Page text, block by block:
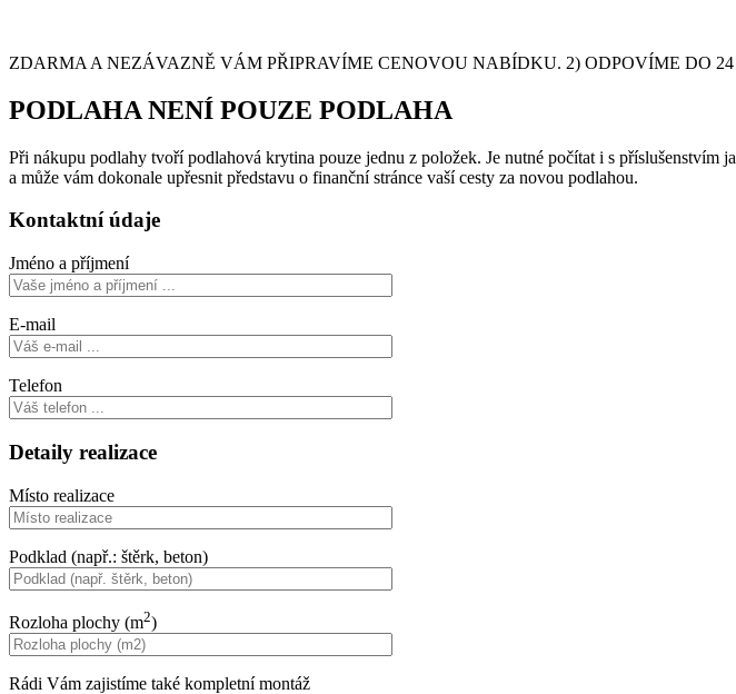
ZDARMA A NEZÁVAZNĚ VÁM PŘIPRAVÍME CENOVOU NABÍDKU. 2) ODPOVÍME DO
PODLAHA NENÍ POUZE PODLAHA
Při nákupu podlahy tvoří podlahová krytina pouze jednu z položek. Je nutné počítat i s
a může vám dokonale upřesnit představu o finanční stránce vaší cesty za novou podlahou.
Kontaktní údaje
Jméno a příjmení
E-mail
Telefon
Detaily realizace
Místo realizace
Podklad (např.: štěrk, beton)
Rozloha plochy (m2)
Rádi Vám zajistíme také kompletní montáž